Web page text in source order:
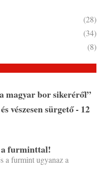
(28)
(34)
(8)
magyar bor sikeréről”
vészesen sürgető - 12
a furminttal!
a furmint ugyanaz a